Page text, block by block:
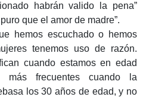
habrán valido la pena”
que el amor de madre”.
hemos escuchado o hemos
tenemos uso de razón.
cuando estamos en edad
más frecuentes cuando la
los 30 años de edad, y no